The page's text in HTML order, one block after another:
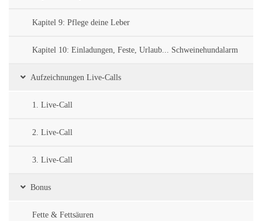
Kapitel 9: Pflege deine Leber
Kapitel 10: Einladungen, Feste, Urlaub... Schweinehundalarm
Aufzeichnungen Live-Calls
1. Live-Call
2. Live-Call
3. Live-Call
Bonus
Fette & Fettsäuren